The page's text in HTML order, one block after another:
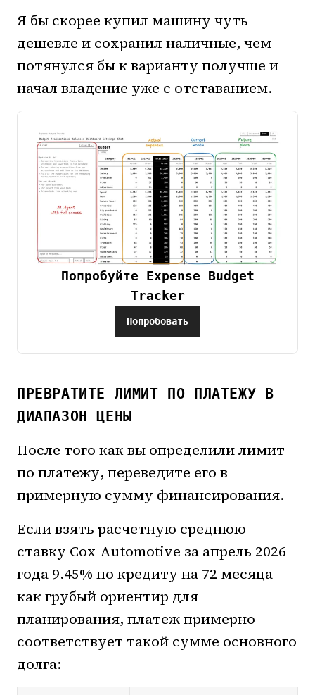
Я бы скорее купил машину чуть
дешевле и сохранил наличные, чем
потянулся бы к варианту получше и
начал владение уже с отставанием.
Попробуйте Expense Budget
Tracker
Попробовать
ПРЕВРАТИТЕ ЛИМИТ ПО ПЛАТЕЖУ В
ДИАПАЗОН ЦЕНЫ
После того как вы определили лимит
по платежу, переведите его в
примерную сумму финансирования.
Если взять расчетную среднюю
ставку Cox Automotive за апрель 2026
года 9.45% по кредиту на 72 месяца
как грубый ориентир для
планирования, платеж примерно
соответствует такой сумме основного
долга: